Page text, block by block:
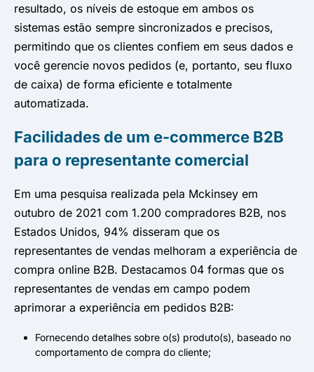
resultado, os níveis de estoque em ambos os
sistemas estão sempre sincronizados e precisos,
permitindo que os clientes confiem em seus dados e
você gerencie novos pedidos (e, portanto, seu fluxo
de caixa) de forma eficiente e totalmente
automatizada.
Facilidades de um e-commerce B2B
para o representante comercial
Em uma pesquisa realizada pela Mckinsey em
outubro de 2021 com 1.200 compradores B2B, nos
Estados Unidos, 94% disseram que os
representantes de vendas melhoram a experiência de
compra online B2B. Destacamos 04 formas que os
representantes de vendas em campo podem
aprimorar a experiência em pedidos B2B:
Fornecendo detalhes sobre o(s) produto(s), baseado no
comportamento de compra do cliente;